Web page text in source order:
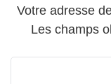
Votre adresse
Les champs